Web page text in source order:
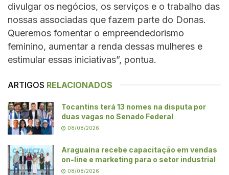
divulgar os negócios, os serviços e o trabalho das
nossas associadas que fazem parte do Donas.
Queremos fomentar o empreendedorismo
feminino, aumentar a renda dessas mulheres e
estimular essas iniciativas”, pontua.
ARTIGOS RELACIONADOS
Tocantins terá 13 nomes na disputa por
duas vagas no Senado Federal
08/08/2026
Araguaína recebe capacitação em vendas
on-line e marketing para o setor industrial
08/08/2026